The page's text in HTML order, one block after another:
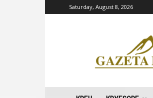
Saturday, August 8, 2026